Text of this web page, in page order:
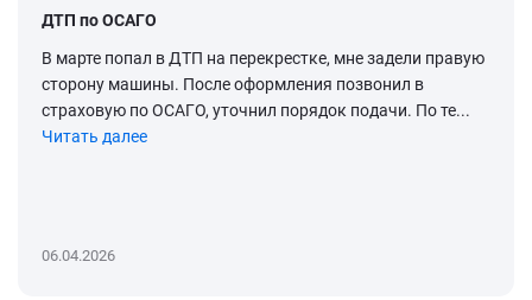
ДТП по ОСАГО
В марте попал в ДТП на перекрестке, мне задели правую
сторону машины. После оформления позвонил в
страховую по ОСАГО, уточнил порядок подачи. По те...
Читать далее
06.04.2026